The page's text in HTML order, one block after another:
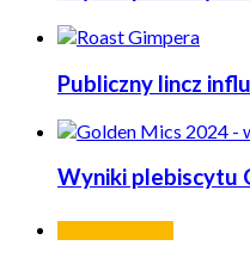
Publiczny lincz
Wyniki plebiscytu